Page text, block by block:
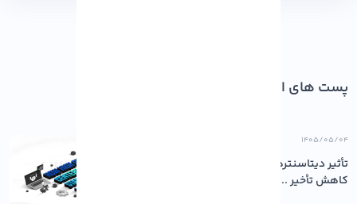
پست های اخیر
۱۴۰۵/۰۵/۰۴
تأثیر دیتاسنترهای باکیفیت بر پایداری و
کاهش تأخیر ...